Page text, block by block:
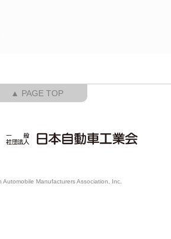
▲ PAGE TOP
Automobile Manufacturers Association, Inc.